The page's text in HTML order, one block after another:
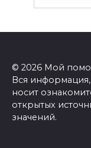
© 2026 Мой
Вся информация,
носит
открытых
значений.